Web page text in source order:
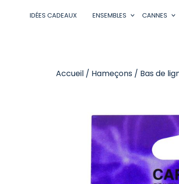
IDÉES CADEAUX ENSEMBLES CANNES
Accueil / Hameçons / Bas de